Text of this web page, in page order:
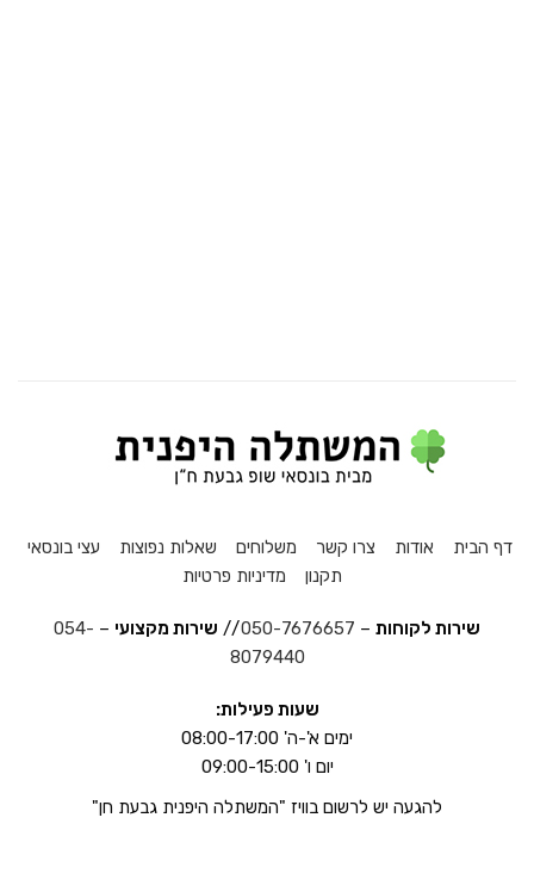
דף הבית אודות צרו קשר משלוחים שאלות נפוצות
עצי בונסאי
תקנון
מדיניות פרטיות
שירות לקוחות –
050-7676657
// שירות מקצועי –
054-
8079440
שעות פעילות:
ימים א'-ה' 08:00-17:00
יום ו' 09:00-15:00
להגעה יש לרשום בוויז "המשתלה היפנית גבעת חן"